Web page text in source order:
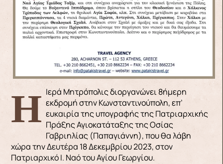
Η Ιερά Μητρόπολις διοργανώνει 8ήμερη εκδρομή στην Κωνσταντινούπολη, επ’
ευκαιρία της υπογραφής της Πατριαρχικής
Πράξης Αγιοκατάταξης της Οσίας
Γαβριηλίας (Παπαγιάννη), που θα λάβη
χώρα την Δευτέρα 18 Δεκεμβρίου 2023, στον
Πατριαρχικό Ι. Ναό του Αγίου Γεωργίου.